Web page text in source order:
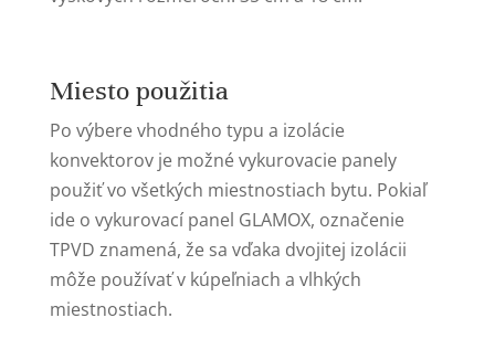
Miesto použitia
Po výbere vhodného typu a izolácie
konvektorov je možné vykurovacie panely
použiť vo všetkých miestnostiach bytu. Pokiaľ
ide o vykurovací panel GLAMOX, označenie
TPVD znamená, že sa vďaka dvojitej izolácii
môže používať v kúpeľniach a vlhkých
miestnostiach.